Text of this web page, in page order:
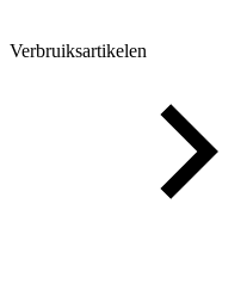
Verbruiksartikelen